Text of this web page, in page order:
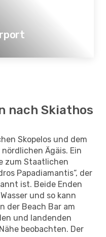
nach Skiathos
Skopelos und dem
Ägäis. Ein
zum Staatlichen
Papadiamantis“, der
ist. Beide Enden
und so kann
der Beach Bar am
und landenden
beobachten. Der